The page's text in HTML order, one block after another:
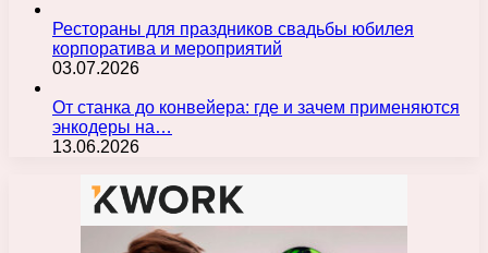
Рестораны для праздников свадьбы юбилея
корпоратива и мероприятий
03.07.2026
От станка до конвейера: где и зачем применяются
энкодеры на…
13.06.2026